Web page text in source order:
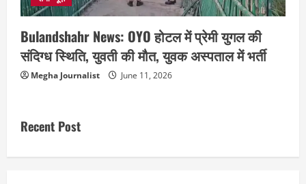
Bulandshahr News: OYO होटल में प्रेमी युगल की
संदिग्ध स्थिति, युवती की मौत, युवक अस्पताल में भर्ती
Megha Journalist June 11, 2026
Recent Post